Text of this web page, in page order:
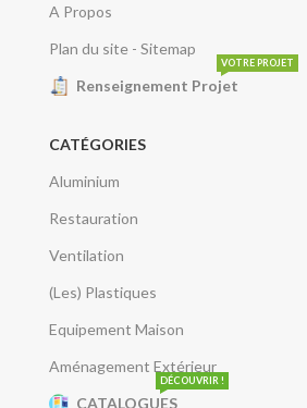
A Propos
Plan du site - Sitemap
Renseignement Projet
VOTRE PROJET
CATÉGORIES
Aluminium
Restauration
Ventilation
(Les) Plastiques
Equipement Maison
Aménagement Extérieur
CATALOGUES
DÉCOUVRIR !